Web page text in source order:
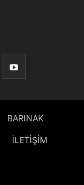
BARINAK
İLETİŞİM